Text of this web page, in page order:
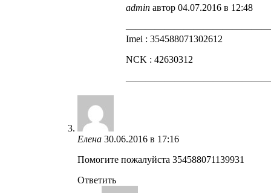
admin автор 04.07.2016 в 12:48
Imei : 354588071302612
NCK : 42630312
Елена 30.06.2016 в 17:16
Помогите пожалуйста 354588071139931
Ответить